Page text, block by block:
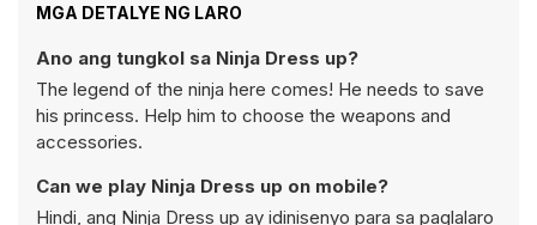
MGA DETALYE NG LARO
Ano ang tungkol sa Ninja Dress up?
The legend of the ninja here comes! He needs to save
his princess. Help him to choose the weapons and
accessories.
Can we play Ninja Dress up on mobile?
Hindi, ang Ninja Dress up ay idinisenyo para sa paglalaro